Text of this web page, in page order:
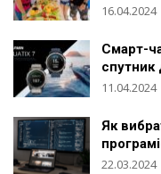
16.04.2024
Смарт-
спутник
11.04.2024
Як
22.03.2024